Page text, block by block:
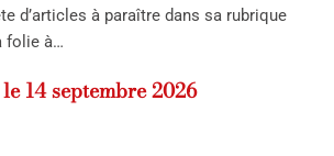
d’articles à paraître dans sa rubrique
folie à…
14 septembre 2026